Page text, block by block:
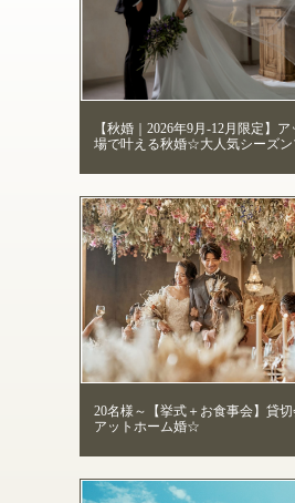
【秋婚｜2026年9月-12月限定】
場で叶える秋婚☆大人気シーズン
20名様～【挙式＋お食事会】貸
アットホーム婚☆